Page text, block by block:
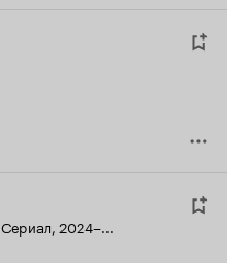
Сериал, 2024–...